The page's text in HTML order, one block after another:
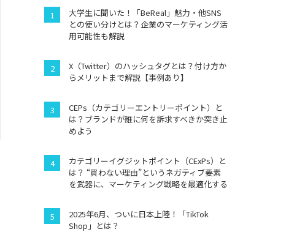
大学生に聞いた！「BeReal」魅力・他SNS
との使い分けとは？企業のマーケティング活
用可能性も解説
X（Twitter）のハッシュタグとは？付け方か
らメリットまで解説【事例あり】
CEPs（カテゴリーエントリーポイント）と
は？ブランドが誰に何を訴求すべきか突き止
めよう
カテゴリーイグジットポイント（CExPs）と
は？ “買わない理由”というネガティブ要素
を武器に、マーケティング戦略を最適化する
2025年6月、ついに日本上陸！「TikTok
Shop」とは？